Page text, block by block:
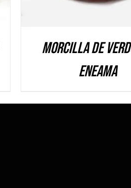
Morcilla de
Eneama